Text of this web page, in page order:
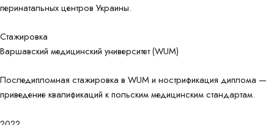
перинатальных центров Украины.
Стажировка
Варшавский медицинский университет (WUM)
Последипломная стажировка в WUM и нострификация диплома —
приведение квалификаций к польским медицинским стандартам.